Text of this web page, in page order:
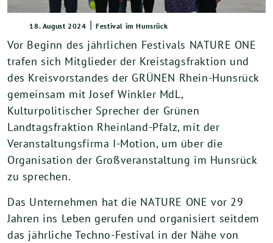
18. August 2024 |Festival im Hunsrück
Vor Beginn des jährlichen Festivals NATURE ONE
trafen sich Mitglieder der Kreistagsfraktion und
des Kreisvorstandes der GRÜNEN Rhein-Hunsrück
gemeinsam mit Josef Winkler MdL,
Kulturpolitischer Sprecher der Grünen
Landtagsfraktion Rheinland-Pfalz, mit der
Veranstaltungsfirma I-Motion, um über die
Organisation der Großveranstaltung im Hunsrück
zu sprechen.
Das Unternehmen hat die NATURE ONE vor 29
Jahren ins Leben gerufen und organisiert seitdem
das jährliche Techno-Festival in der Nähe von